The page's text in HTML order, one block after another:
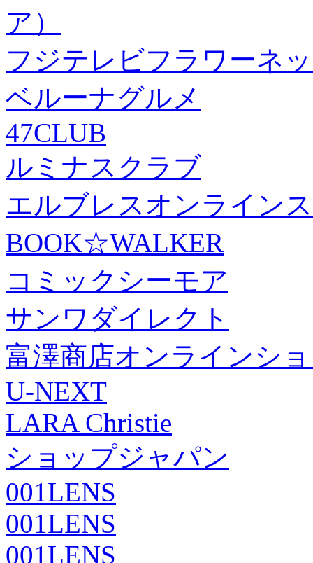
ア）
フジテレビフラワーネ
ベルーナグルメ
47CLUB
ルミナスクラブ
エルブレスオンライン
BOOK☆WALKER
コミックシーモア
サンワダイレクト
富澤商店オンラインシ
U-NEXT
LARA Christie
ショップジャパン
001LENS
001LENS
001LENS